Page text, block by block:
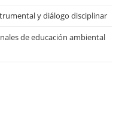
y diálogo disciplinar
de educación ambiental